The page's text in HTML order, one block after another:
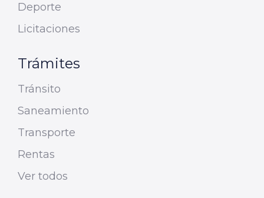
Deporte
Licitaciones
Trámites
Tránsito
Saneamiento
Transporte
Rentas
Ver todos